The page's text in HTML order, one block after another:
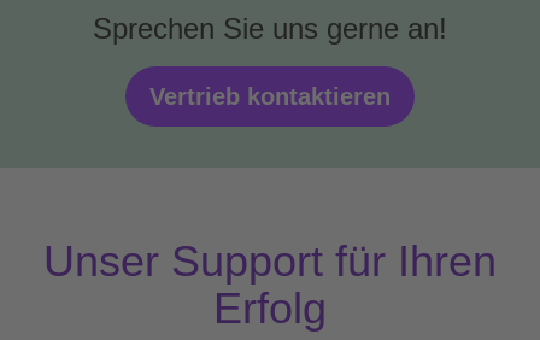
Sprechen Sie uns gerne an!
Vertrieb kontaktieren
Unser Support für Ihren
Erfolg